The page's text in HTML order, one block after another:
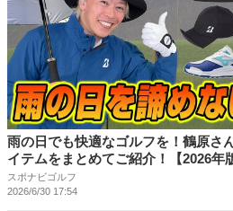
雨の日でも快適なゴルフを！鶴原さ
イテムをまとめてご紹介！【2026年
スポナビゴルフ
2026/6/30 17:54